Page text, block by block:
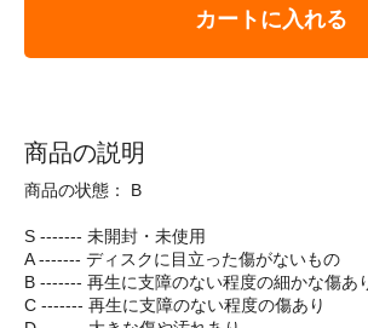
カートに入れる
商品の説明
商品の状態： B
S ------- 未開封・未使用
A ------- ディスクに目立った傷がないもの
B ------- 再生に支障のない程度の細かな傷あ
C ------- 再生に支障のない程度の傷あり